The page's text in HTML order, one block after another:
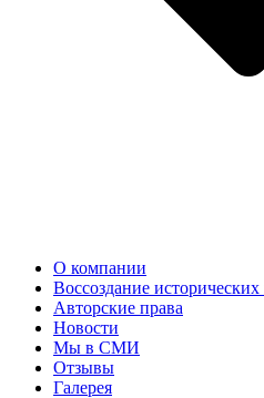
О компании
Воссоздание исторических
Авторские права
Новости
Мы в СМИ
Отзывы
Галерея